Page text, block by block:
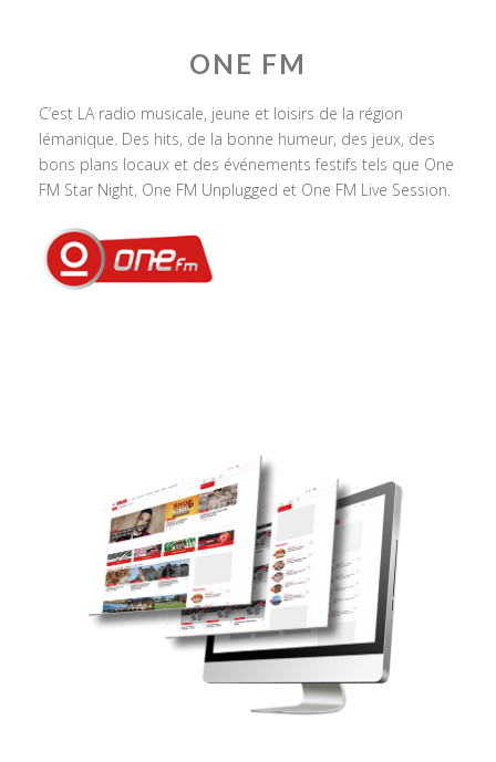
ONE FM
C’est LA radio musicale, jeune et loisirs de la région
lémanique. Des hits, de la bonne humeur, des jeux, des
bons plans locaux et des événements festifs tels que One
FM Star Night, One FM Unplugged et One FM Live Session.